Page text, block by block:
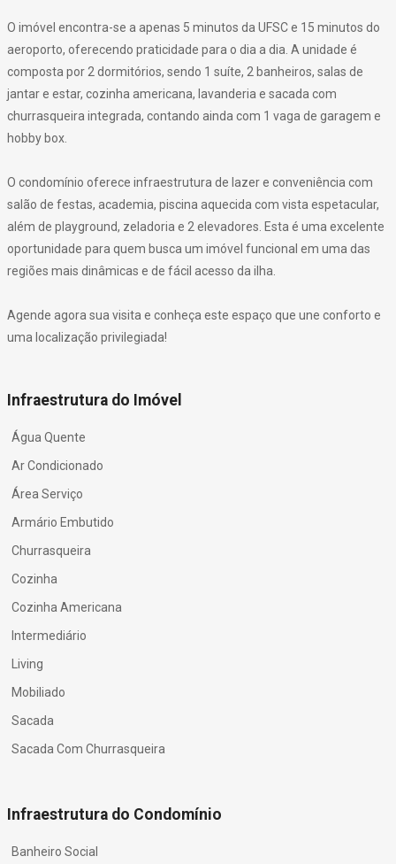
O imóvel encontra-se a apenas 5 minutos da UFSC e 15 minutos do
aeroporto, oferecendo praticidade para o dia a dia. A unidade é
composta por 2 dormitórios, sendo 1 suíte, 2 banheiros, salas de
jantar e estar, cozinha americana, lavanderia e sacada com
churrasqueira integrada, contando ainda com 1 vaga de garagem e
hobby box.
O condomínio oferece infraestrutura de lazer e conveniência com
salão de festas, academia, piscina aquecida com vista espetacular,
além de playground, zeladoria e 2 elevadores. Esta é uma excelente
oportunidade para quem busca um imóvel funcional em uma das
regiões mais dinâmicas e de fácil acesso da ilha.
Agende agora sua visita e conheça este espaço que une conforto e
uma localização privilegiada!
Infraestrutura do Imóvel
Água Quente
Ar Condicionado
Área Serviço
Armário Embutido
Churrasqueira
Cozinha
Cozinha Americana
Intermediário
Living
Mobiliado
Sacada
Sacada Com Churrasqueira
Infraestrutura do Condomínio
Banheiro Social